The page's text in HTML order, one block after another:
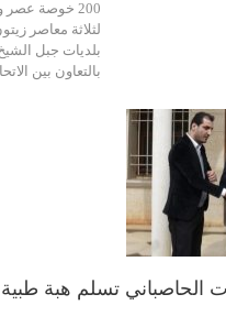
لثلاثة معاصر
بلديات جبل
بالتعاون بين
الحاصباني تسلم هبة